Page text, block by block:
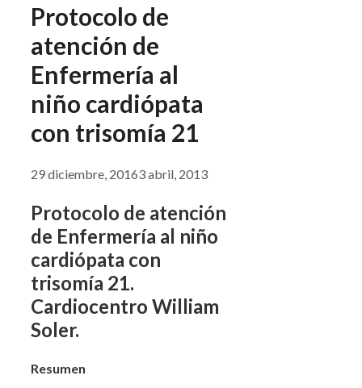
Protocolo de
atención de
Enfermería al
niño cardiópata
con trisomía 21
29 diciembre, 20163 abril, 2013
Protocolo de atención
de Enfermería al niño
cardiópata con
trisomía 21.
Cardiocentro William
Soler.
Resumen